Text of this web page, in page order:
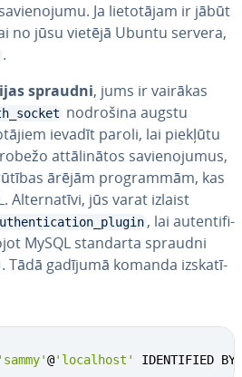
Ja lie­to­tā­jam ir jābūt
no jūsu vietējā Ubuntu servera,
.
spraudni, jums ir vairākas
nodrošina augstu
ievadīt paroli, lai piekļūtu
at­tā­li­nā­tos sa­vie­no­ju­mus,
ārējām prog­ram­mām, kas
Al­ter­na­tī­vi, jūs varat izlaist
, lai au­ten­ti­fi­
MySQL standarta spraudni
. Tādā gadījumā komanda iz­ska­tī­
'sammy'@'localhost' IDENTIFIED BY